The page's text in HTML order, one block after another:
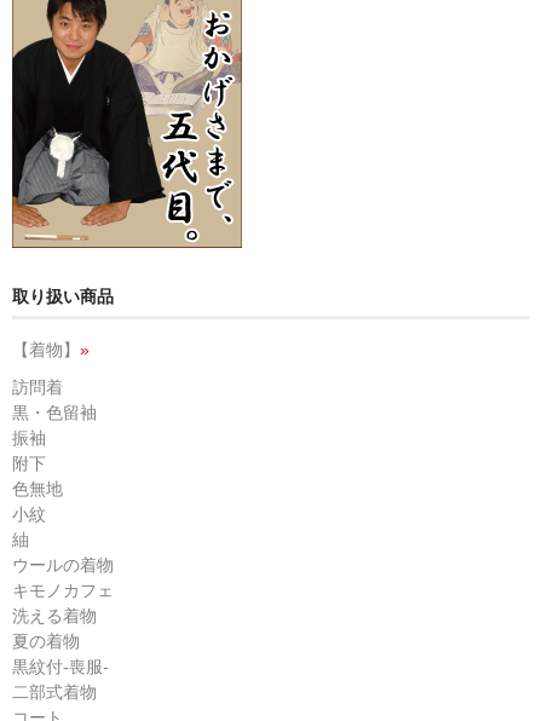
取り扱い商品
【着物】 »
訪問着
黒・色留袖
振袖
附下
色無地
小紋
紬
ウールの着物
キモノカフェ
洗える着物
夏の着物
黒紋付-喪服-
二部式着物
コート